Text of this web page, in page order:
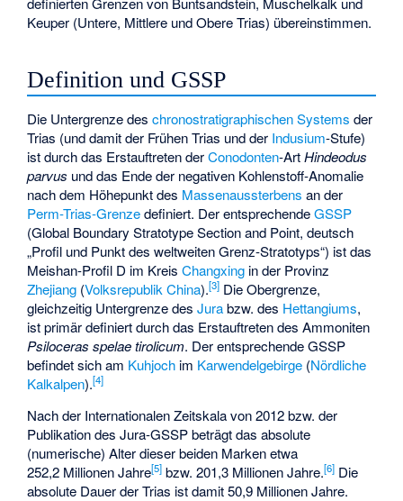
Keuper (Untere, Mittlere und Obere Trias) übereinstimmen.
Definition und GSSP
Die Untergrenze deschronostratigraphischen Systems der
Trias (und damit der Frühen Trias und der Indusium-Stufe)
ist durch das Erstauftreten derConodonten-ArtHindeodus
parvus und das Ende der negativen Kohlenstoff-Anomalie
nach dem Höhepunkt des Massenaussterbens an der
Perm-Trias-Grenzedefiniert. Der entsprechendeGSSP
(Global Boundary Stratotype Section and Point, deutsch
„Profil und Punkt des weltweiten Grenz-Stratotyps“) ist das
Meishan-Profil D im KreisChangxing in der Provinz
Zhejiang (Volksrepublik China).[3] Die Obergrenze,
gleichzeitig Untergrenze desJurabzw. des Hettangiums,
ist primär definiert durch das Erstauftreten des Ammoniten
Psiloceras spelae tirolicum. Der entsprechende GSSP
befindet sich am Kuhjoch im Karwendelgebirge (Nördliche
Kalkalpen).[4]
Nach der Internationalen Zeitskala von 2012 bzw. der
Publikation des Jura-GSSP beträgt das absolute
(numerische) Alter dieser beiden Marken etwa
252,2 Millionen Jahre[5] bzw. 201,3 Millionen Jahre.[6] Die
absolute Dauer der Trias ist damit 50,9 Millionen Jahre.